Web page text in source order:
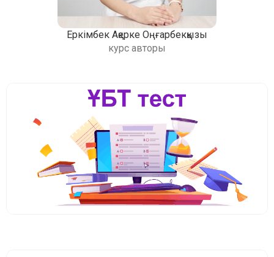
Еркімбек Ақерке Оңғарбекқызы
курс авторы